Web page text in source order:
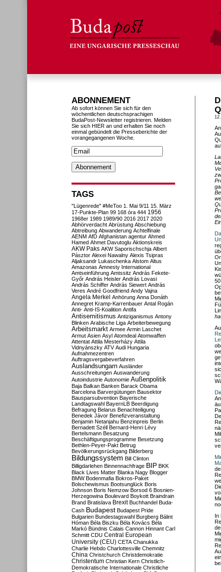
In
ABONNEMENT
Ab sofort können Sie sich für den
wöchentlichen deutschsprachigen
BudaPost-Newsletter registrieren. Melden
Sie sich HIER an und erhalten Sie noch
einmal gebündelt die Presseberichte der
vorangegangenen Woche.
TAGS
"Lügenrede" #MeToo 1. Mai 9/11 15. März
17-Punkte-Plan 99 168 óra 444 1956
1968er 1989 1989/90 2016 2017 2020
Abhörverdacht Abrüstung Abschiebung
Abtreibung Abwanderung Achtelfinale
AENM AfD Afghanistan agentur Ahmed
Hamed Ahmet Davutoglu Aktionskreis
AKW Paks AKW Saporischschja Albert
Pásztor Alexei Nawalny Alexis Tsipras
Aljaksandr Lukaschenka Alstom Altus
Amazonas Amnesty International
Amtseinführung Amtssitz András Fekete-
Győr András Heisler András Lovasi
András Schiffer András Siewert András
Veres André Goodfriend Andy Vajna
Angela Merkel Anhörung Anna Donáth
Annegret Kramp-Karrenbauer Antal Rogán
Anti- Anti-IS-Koalition Antifa
Antisemitismus Antiziganismus Antony
Blinken Arabische Liga Arbeiterbewegung
Arbeitsmarkt Armee Armin Laschet
Armut Asien Asyl Atomdeal Atomwaffen
Attentat Attila Mesterházy Attila
Vidnyánszky ATV Audi Hungaria
Aufnahmezentren
Auftragsvergabeverfahren
Auslandsungarn Ausländer
Ausschreitungen Auswanderung
Autoindustrie Autonomie Außenpolitik
Baja Balkan Banken Barack Obama
Barcelona Barvergütungen Bausektor
Bausparsubvention Bayerische
Landtagswahl BayernLB Beerdigung
Befragung Belarus Benachteiligung
Benedek Jávor Benefizveranstaltung
Benjamin Netanjahu Benzinpreis Berlin
Bernadett Széll Bernard-Henri Lévy
Bertelsmann Besatzung
Beschäftigungsprogramme Besetzung
Bethlen-Peyer-Pakt Betrug
Bevölkerungsrückgang Bilderberg
Bildungssystem Bill Clinton
Billigdarlehen Binnennachfrage BIP BKK
Black Lives Matter Blanka Nagy Blogger
BMW Bodenmafia Bokros-Paket
Bolschewismus Bootsunglück Boris
Johnson Boris Nemzow Borsod 6 Bosnien-
Herzegowina Boulevard Boykott Braindrain
Brand Bratislava Brexit Buchhandel Buda-
Cash Budapest Budapest Pride
Bulgarien Bundestagswahl Burgberg Bálint
Hóman Béla Biszku Béla Kovács Béla
Markó Bündnis Calais Cannon Hinnant Carl
Schmitt CDU Central European
University (CEU) CETA Chanukka
Charlie Hebdo Charlottesville Chemnitz
China Christchurch Christdemokratie
Christentum Christian Kern Christlich-
Demokratische Internationale Christliche